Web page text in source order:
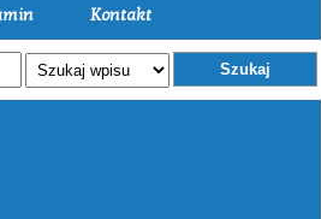
Kontakt
Szukaj